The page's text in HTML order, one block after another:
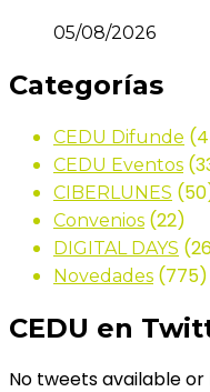
05/08/2026
Categorías
CEDU Difunde
CEDU Eventos
CIBERLUNES
Convenios (22)
DIGITAL DAYS
Novedades (775)
CEDU en
No tweets available